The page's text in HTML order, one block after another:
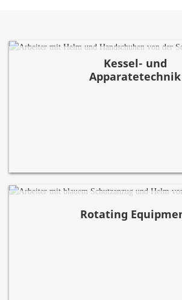
Kessel- und
Apparatetechnik
Rotating